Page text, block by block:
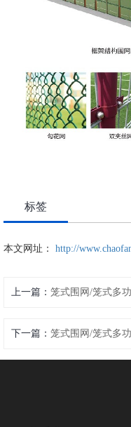
标签
本文网址： http://
上一篇： 笼式围网/笼式多
下一篇： 笼式围网/笼式多